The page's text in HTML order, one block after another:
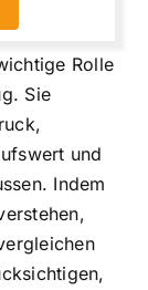
Rolle
Sie
und
Indem